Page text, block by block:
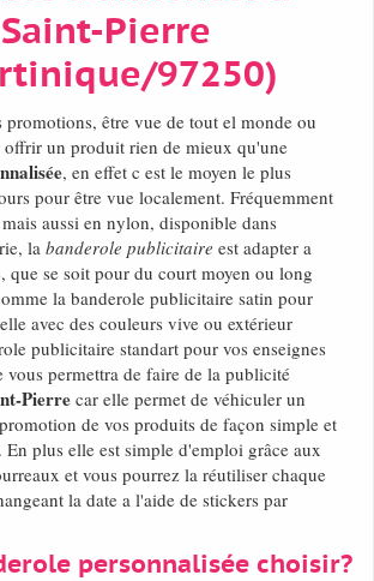
Saint-Pierre
97250)
promotions, être vue de tout el monde ou
un produit rien de mieux qu'une
, en effet c est le moyen le plus
pour être vue localement. Fréquemment
aussi en nylon, disponible dans
la banderole publicitaire est adapter a
que se soit pour du court moyen ou long
la banderole publicitaire satin pour
avec des couleurs vive ou extérieur
publicitaire standart pour vos enseignes
permettra de faire de la publicité
Pierrecar elle permet de véhiculer un
de vos produits de façon simple et
En plus elle est simple d'emploi grâce aux
et vous pourrez la réutiliser chaque
la date a l'aide de stickers par
personnalisée choisir?